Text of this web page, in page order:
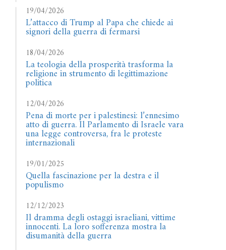
19/04/2026
L’attacco di Trump al Papa che chiede ai
signori della guerra di fermarsi
18/04/2026
La teologia della prosperità trasforma la
religione in strumento di legittimazione
politica
12/04/2026
Pena di morte per i palestinesi: l’ennesimo
atto di guerra. Il Parlamento di Israele vara
una legge controversa, fra le proteste
internazionali
19/01/2025
Quella fascinazione per la destra e il
populismo
12/12/2023
Il dramma degli ostaggi israeliani, vittime
innocenti. La loro sofferenza mostra la
disumanità della guerra